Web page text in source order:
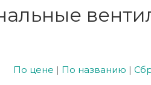
По цене | По названию |